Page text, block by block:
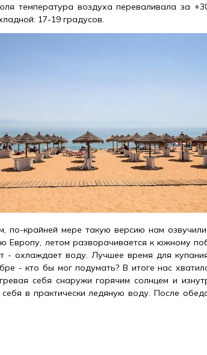
температура воздуха переваливала за
17-19 градусов.
по-крайней мере такую версию нам
Европу, летом разворачивается к южному
- охлаждает воду. Лучшее время для
- кто бы мог подумать? В итоге нас
себя снаружи горячим солнцем и
в практически ледяную воду. После